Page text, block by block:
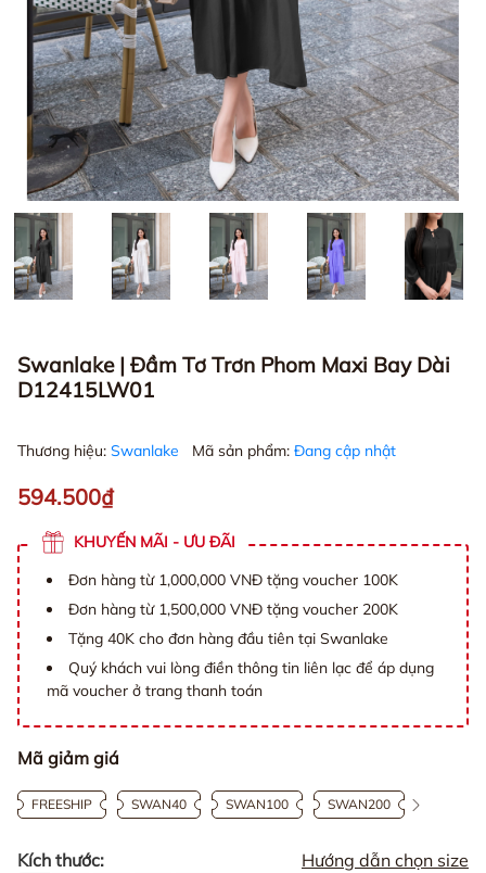
Swanlake | Đầm Tơ Trơn Phom Maxi Bay Dài
D12415LW01
Thương hiệu: Swanlake Mã sản phẩm: Đang cập nhật
594.500₫
KHUYẾN MÃI - ƯU ĐÃI
Đơn hàng từ 1,000,000 VNĐ tặng voucher 100K
Đơn hàng từ 1,500,000 VNĐ tặng voucher 200K
Tặng 40K cho đơn hàng đầu tiên tại Swanlake
Quý khách vui lòng điền thông tin liên lạc để áp dụng
mã voucher ở trang thanh toán
Mã giảm giá
FREESHIP SWAN40 SWAN100 SWAN200
Kích thước: Hướng dẫn chọn size